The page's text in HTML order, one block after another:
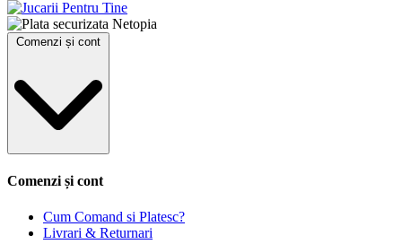
Comenzi și cont
Comenzi și cont
Cum Comand si Platesc?
Livrari & Returnari